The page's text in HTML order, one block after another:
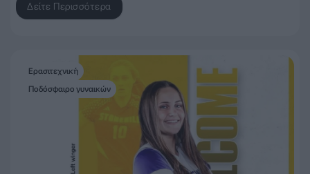
Δείτε Περισσότερα
Ερασιτεχνική
Ποδόσφαιρο γυναικών